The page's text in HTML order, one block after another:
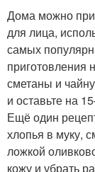
Дома можно
для лица,
самых
приготовления
сметаны и
и оставьте на
Ещё один
хлопья в муку,
ложкой
кожу и убрать